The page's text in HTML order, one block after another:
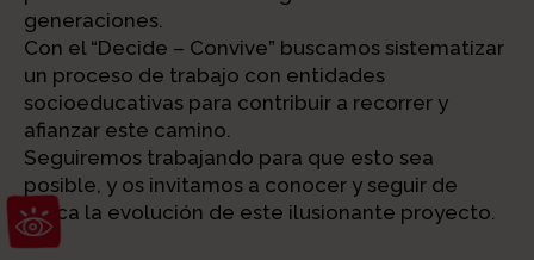
Abrir barra de herramientas
generaciones.
Con el “Decide – Convive” buscamos sistematizar
un proceso de trabajo con entidades
socioeducativas para contribuir a recorrer y
afianzar este camino.
Seguiremos trabajando para que esto sea
posible, y os invitamos a conocer y seguir de
cerca la evolución de este ilusionante proyecto.